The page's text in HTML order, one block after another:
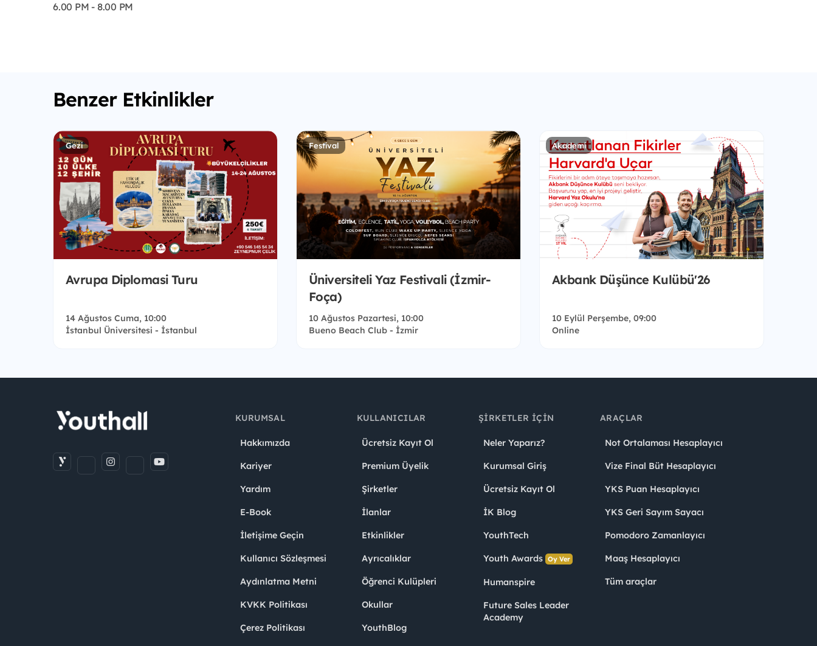
6.00 PM - 8.00 PM
Benzer Etkinlikler
Gezi
Avrupa Diplomasi Turu
14 Ağustos Cuma, 10:00
İstanbul Üniversitesi - İstanbul
Festival
Üniversiteli Yaz Festivali (İzmir-
Foça)
10 Ağustos Pazartesi, 10:00
Bueno Beach Club - İzmir
Akademi
Akbank Düşünce Kulübü'26
10 Eylül Perşembe, 09:00
Online
KURUMSAL
Hakkımızda
Kariyer
Yardım
E-Book
İletişime Geçin
Kullanıcı Sözleşmesi
Aydınlatma Metni
KVKK Politikası
Çerez Politikası
KULLANICILAR
Ücretsiz Kayıt Ol
Premium Üyelik
Şirketler
İlanlar
Etkinlikler
Ayrıcalıklar
Öğrenci Kulüpleri
Okullar
YouthBlog
ŞIRKETLER İÇIN
Neler Yaparız?
Kurumsal Giriş
Ücretsiz Kayıt Ol
İK Blog
YouthTech
Youth Awards Oy Ver
Humanspire
Future Sales Leader
Academy
ARAÇLAR
Not Ortalaması Hesaplayıcı
Vize Final Büt Hesaplayıcı
YKS Puan Hesaplayıcı
YKS Geri Sayım Sayacı
Pomodoro Zamanlayıcı
Maaş Hesaplayıcı
Tüm araçlar